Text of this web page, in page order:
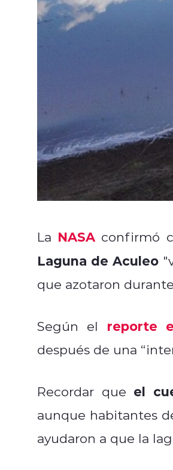
La NASAconfirmó
Laguna de Aculeo
que azotaron
Según el reporte
después de una
Recordar que el
aunque habitantes
ayudaron a que la